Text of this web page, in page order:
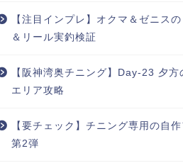
【注目インプレ】オクマ＆ゼニスの
＆リール実釣検証
【阪神湾奥チニング】Day-23 夕方
エリア攻略
【要チェック】チニング専用の自作
第2弾